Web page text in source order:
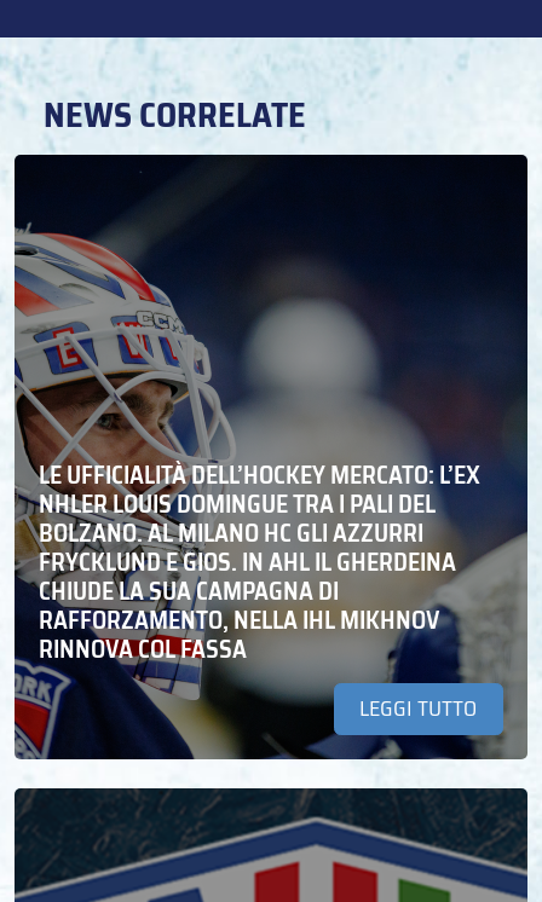
NEWS CORRELATE
LE UFFICIALITÀ DELL’HOCKEY MERCATO: L’EX
NHLER LOUIS DOMINGUE TRA I PALI DEL
BOLZANO. AL MILANO HC GLI AZZURRI
FRYCKLUND E GIOS. IN AHL IL GHERDEINA
CHIUDE LA SUA CAMPAGNA DI
RAFFORZAMENTO, NELLA IHL MIKHNOV
RINNOVA COL FASSA
LEGGI TUTTO